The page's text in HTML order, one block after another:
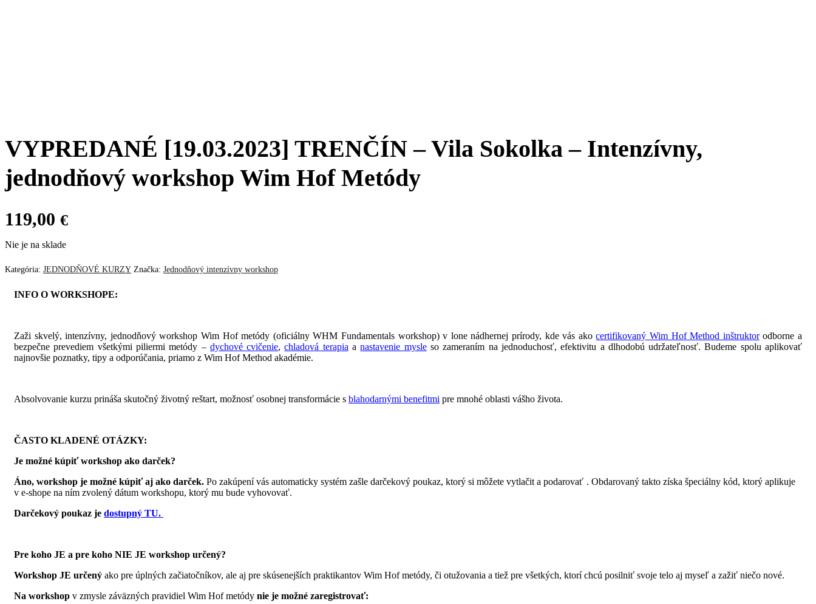
VYPREDANÉ [19.03.2023] TRENČÍN – Vila Sokolka – Intenzívny,
jednodňový workshop Wim Hof Metódy
119,00 €
Nie je na sklade
Kategória: JEDNODŇOVÉ KURZY Značka: Jednodňový intenzívny workshop
INFO O WORKSHOPE:
Zaži skvelý, intenzívny, jednodňový workshop Wim Hof metódy (oficiálny WHM Fundamentals workshop) v lone nádhernej prírody, kde vás akocertifikovaný Wim Hof Method inštruktorodborne a
bezpečne prevediem všetkými piliermi metódy – dychové cvičenie,chladová terapia anastavenie mysleso zameraním na jednoduchosť, efektivitu a dlhodobú udržateľnosť. Budeme spolu aplikovať
najnovšie poznatky, tipy a odporúčania, priamo z Wim Hof Method akadémie.
Absolvovanie kurzu prináša skutočný životný reštart, možnosť osobnej transformácie s blahodarnými benefitmi pre mnohé oblasti vášho života.
ČASTO KLADENÉ OTÁZKY:
Je možné kúpiť workshop ako darček?
Áno, workshop je možné kúpiť aj ako darček. Po zakúpení vás automaticky systém zašle darčekový poukaz, ktorý si môžete vytlačit a podarovať . Obdarovaný takto získa špeciálny kód, ktorý aplikuje
v e-shope na ním zvolený dátum workshopu, ktorý mu bude vyhovovať.
Darčekový poukaz je dostupný TU.
Pre koho JE a pre koho NIE JE workshop určený?
Workshop JE určený ako pre úplných začiatočníkov, ale aj pre skúsenejších praktikantov Wim Hof metódy, či otužovania a tiež pre všetkých, ktorí chcú posilniť svoje telo aj myseľ a zažiť niečo nové.
Na workshop v zmysle záväzných pravidiel Wim Hof metódy nie je možné zaregistrovať: